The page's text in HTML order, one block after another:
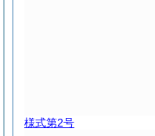
様式第2号